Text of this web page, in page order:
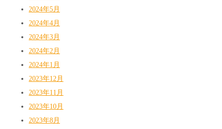
2024年5月
2024年4月
2024年3月
2024年2月
2024年1月
2023年12月
2023年11月
2023年10月
2023年8月